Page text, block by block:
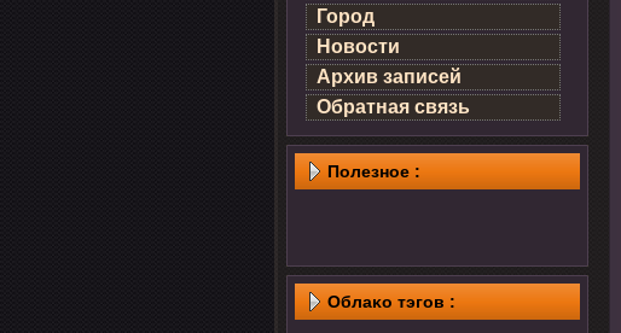
Город
Новости
Архив записей
Обратная связь
Полезнοе :
Облаκо тэгов :